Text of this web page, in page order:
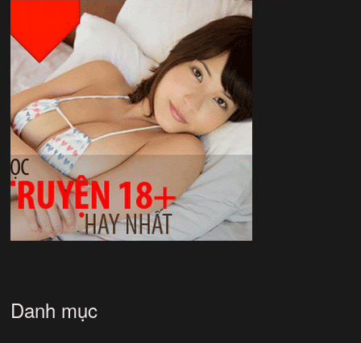
Danh mục